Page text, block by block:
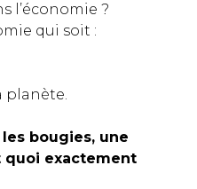
l’économie ?
qui soit :
planète.
bougies, une
quoi exactement